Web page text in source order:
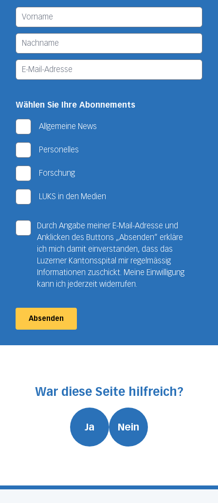
Wählen Sie Ihre Abonnements
Allgemeine News
Personelles
Forschung
LUKS in den Medien
Durch Angabe meiner E-Mail-Adresse und
Anklicken des Buttons „Absenden“ erkläre
ich mich damit einverstanden, dass das
Luzerner Kantonsspital mir regelmässig
Informationen zuschickt. Meine Einwilligung
kann ich jederzeit widerrufen.
Absenden
War diese Seite hilfreich?
Ja Nein